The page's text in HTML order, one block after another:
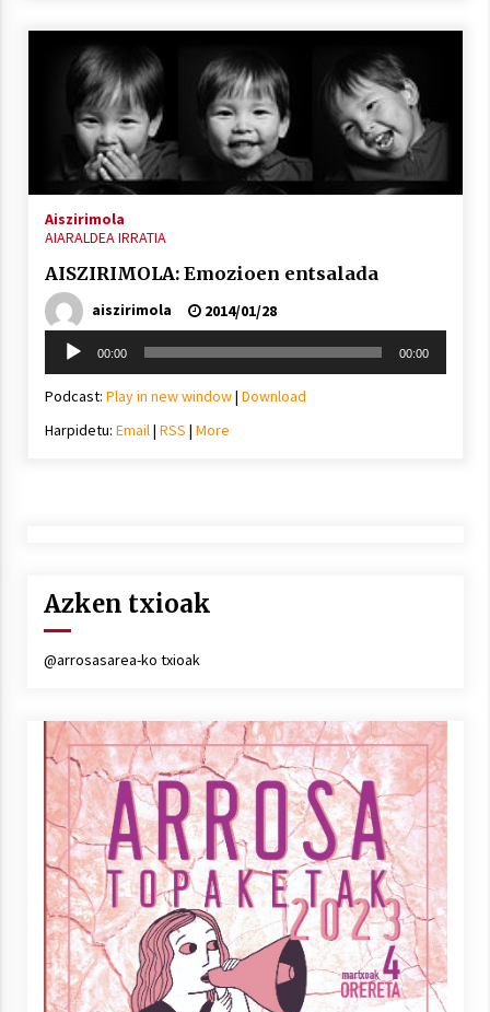
Aiszirimola
AIARALDEA IRRATIA
AISZIRIMOLA: Emozioen entsalada
aiszirimola
2014/01/28
Soinu
erreproduzigailua
00:00 00:00
Podcast: Play in new window| Download
Harpidetu: Email| RSS | More
Azken txioak
@arrosasarea-ko txioak